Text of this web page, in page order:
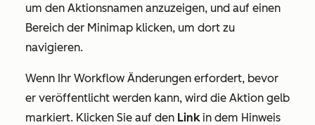
um den Aktionsnamen anzuzeigen, und auf einen
Bereich der Minimap klicken, um dort zu
navigieren.
Wenn Ihr Workflow Änderungen erfordert, bevor
er veröffentlicht werden kann, wird die Aktion gelb
markiert. Klicken Sie auf den Linkin dem Hinweis